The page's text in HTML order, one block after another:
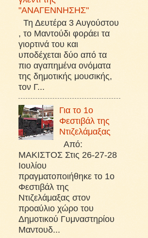
"ΑΝΑΓΕΝΝΗΣΗΣ"
Τη Δευτέρα 3 Αυγούστου
, το Μαντούδι φοράει τα
γιορτινά του και
υποδέχεται δύο από τα
πιο αγαπημένα ονόματα
της δημοτικής μουσικής,
τον Γ...
Για το 1ο
Φεστιβάλ της
Ντιζελάμαξας
Από:
ΜΑΚΙΣΤΟΣ Στις 26-27-28
Ιουλίου
πραγματοποιήθηκε το 1ο
Φεστιβάλ της
Ντιζελάμαξας στον
προαύλιο χώρο του
Δημοτικού Γυμναστηρίου
Μαντουδ...